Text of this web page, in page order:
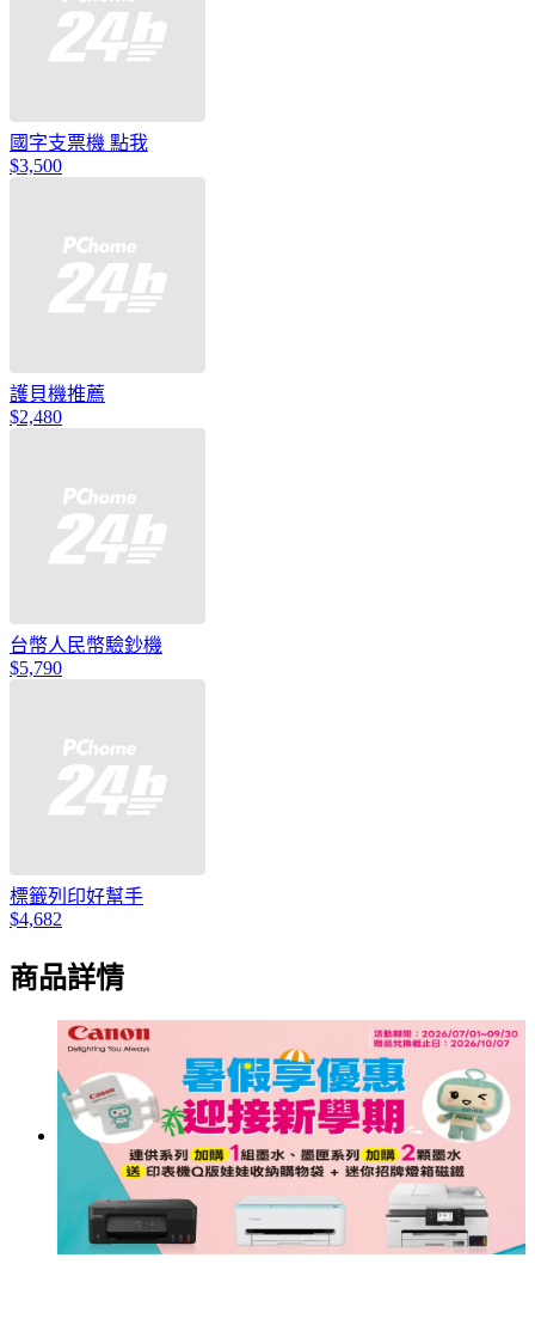
國字支票機 點我
$3,500
護貝機推薦
$2,480
台幣人民幣驗鈔機
$5,790
標籤列印好幫手
$4,682
商品詳情